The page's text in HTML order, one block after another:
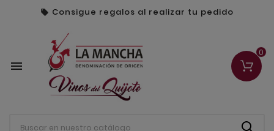
 Consigue regalos al realizar tu pedido

0